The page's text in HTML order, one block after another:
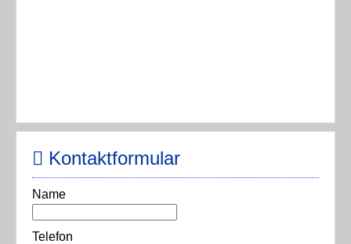
Kontaktformular
Name
Telefon